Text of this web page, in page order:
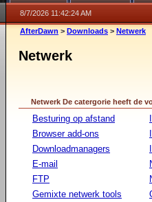
8/7/2026 11:42:24 AM
AfterDawn > Downloads > Netwerk
Netwerk
Netwerk De catergorie heeft de
Besturing op afstand
Browser add-ons
Downloadmanagers
E-mail
FTP
Gemixte netwerk tools